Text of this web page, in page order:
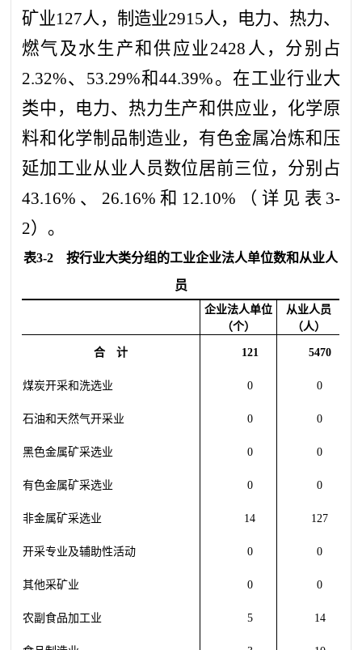
矿业127人，制造业2915人，电力、热力、
燃气及水生产和供应业2428人，分别占
2.32%、53.29%和44.39%。在工业行业大
类中，电力、热力生产和供应业，化学原
料和化学制品制造业，有色金属冶炼和压
延加工业从业人员数位居前三位，分别占
43.16%、26.16%和12.10%（详见表3-
2）。
表3-2 按行业大类分组的工业企业法人单位数和从业人
员
企业法人单位
（个）
从业人员
（人）
合 计 121 5470
煤炭开采和洗选业 0 0
石油和天然气开采业 0 0
黑色金属矿采选业 0 0
有色金属矿采选业 0 0
非金属矿采选业 14 127
开采专业及辅助性活动 0 0
其他采矿业 0 0
农副食品加工业 5 14